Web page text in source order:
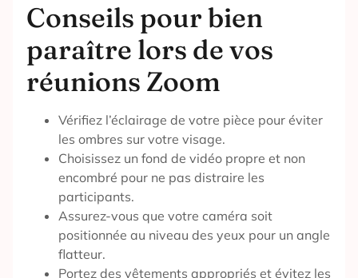
Conseils pour bien
paraître lors de vos
réunions Zoom
Vérifiez l’éclairage de votre pièce pour éviter
les ombres sur votre visage.
Choisissez un fond de vidéo propre et non
encombré pour ne pas distraire les
participants.
Assurez-vous que votre caméra soit
positionnée au niveau des yeux pour un angle
flatteur.
Portez des vêtements appropriés et évitez les